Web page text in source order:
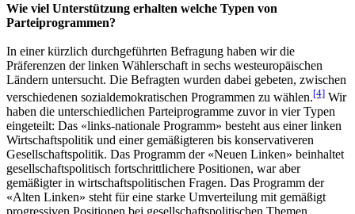
Wie viel Unterstützung erhalten welche Typen von
Parteiprogrammen?
In einer kürzlich durchgeführten Befragung haben wir die
Präferenzen der linken Wählerschaft in sechs westeuropäischen
Ländern untersucht. Die Befragten wurden dabei gebeten, zwischen
verschiedenen sozialdemokratischen Programmen zu wählen.[4] Wir
haben die unterschiedlichen Parteiprogramme zuvor in vier Typen
eingeteilt: Das «links-nationale Programm» besteht aus einer linken
Wirtschaftspolitik und einer gemäßigteren bis konservativeren
Gesellschaftspolitik. Das Programm der «Neuen Linken» beinhaltet
gesellschaftspolitisch fortschrittlichere Positionen, war aber
gemäßigter in wirtschaftspolitischen Fragen. Das Programm der
«Alten Linken» steht für eine starke Umverteilung mit gemäßigt